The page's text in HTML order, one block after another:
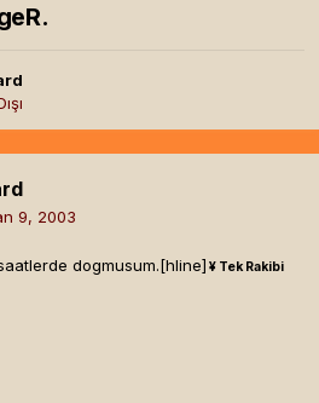
9, 2003
dogmusum.[hline] ¥ Tek Rakibi